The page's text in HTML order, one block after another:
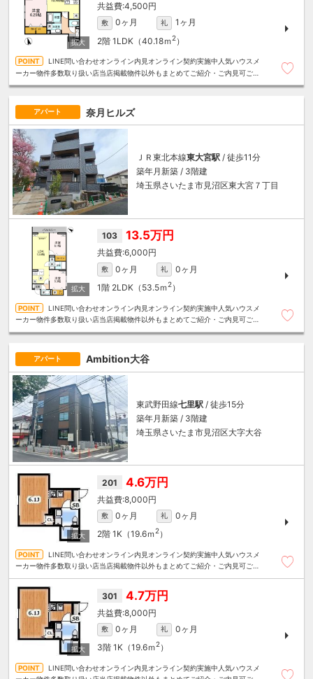
4,500円
敷 0ヶ月 礼
1ヶ月
2階 1LDK（40.18ｍ 2）
LINE問い合わせオンライン内見オンライン契約実施中人気ハウスメ
ーカー物件多数取り扱い店当店掲載物件以外もまとめてご紹介・ご内見可ご予
アパート 奈月ヒルズ
ＪＲ東北本線東大宮駅 / 徒歩11分
築年月新築 / 3階建
埼玉県さいたま市見沼区東大宮７丁目
103 13.5万円
6,000円
敷 0ヶ月 礼
0ヶ月
1階 2LDK（53.5ｍ 2）
LINE問い合わせオンライン内見オンライン契約実施中人気ハウスメ
ーカー物件多数取り扱い店当店掲載物件以外もまとめてご紹介・ご内見可ご予
アパート Ambition大谷
東武野田線七里駅 / 徒歩15分
築年月新築 / 3階建
埼玉県さいたま市見沼区大字大谷
201 4.6万円
8,000円
敷 0ヶ月 礼
0ヶ月
2階 1K（19.6ｍ 2）
LINE問い合わせオンライン内見オンライン契約実施中人気ハウスメ
ーカー物件多数取り扱い店当店掲載物件以外もまとめてご紹介・ご内見可ご予
301 4.7万円
8,000円
敷 0ヶ月 礼
0ヶ月
3階 1K（19.6ｍ 2）
LINE問い合わせオンライン内見オンライン契約実施中人気ハウスメ